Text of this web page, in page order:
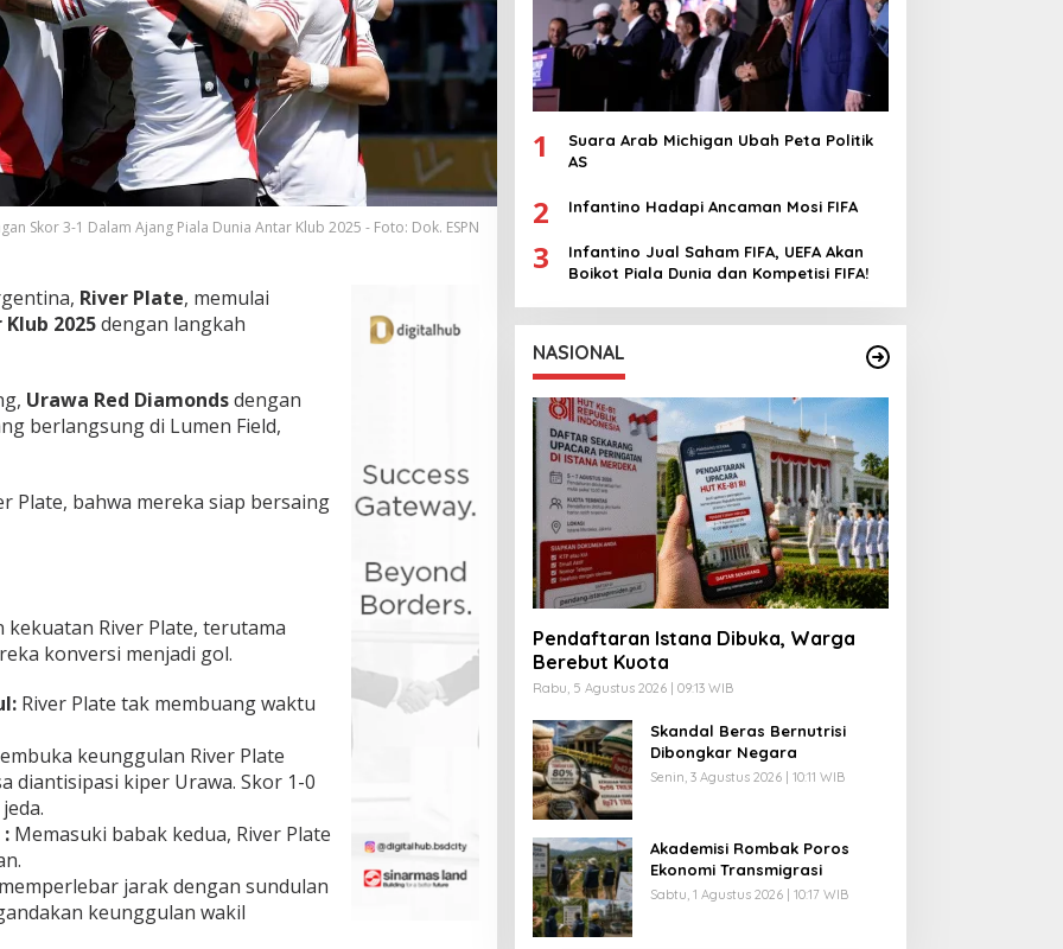
Skor 3-1 Dalam Ajang Piala Dunia Antar Klub 2025 - Foto: Dok. ESPN
River Plate, memulai
2025dengan langkah
Urawa Red Diamondsdengan
berlangsung di Lumen Field,
Plate, bahwa mereka siap bersaing
River Plate, terutama
konversi menjadi gol.
River Plate tak membuang waktu
keunggulan River Plate
diantisipasi kiper Urawa. Skor 1-0
Memasuki babak kedua, River Plate
memperlebar jarak dengan sundulan
keunggulan wakil
1
Suara Arab Michigan Ubah Peta Politik
AS
2 Infantino Hadapi Ancaman Mosi FIFA
3
Infantino Jual Saham FIFA, UEFA Akan
Boikot Piala Dunia dan Kompetisi FIFA!
NASIONAL
Pendaftaran Istana Dibuka, Warga
Berebut Kuota
Rabu, 5 Agustus 2026 | 09:13 WIB
Skandal Beras Bernutrisi
Dibongkar Negara
Senin, 3 Agustus 2026 | 10:11 WIB
Akademisi Rombak Poros
Ekonomi Transmigrasi
Sabtu, 1 Agustus 2026 | 10:17 WIB